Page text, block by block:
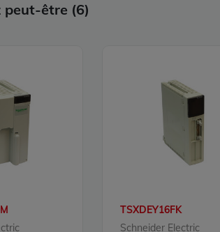
peut-être (6)
TSXDEY16FK
Schneider Electric